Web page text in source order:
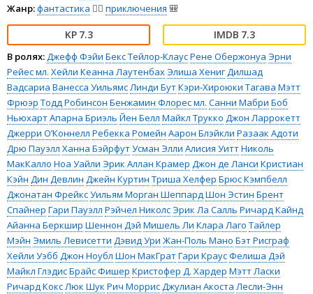
Жанр:фантастика 🧙‍♀️ приключения 🎒
7.3 7.3
В ролях:Джефф Фэйи Бекс Тейлор-КлаусРене Обержонуа Эрни
Рейес мл. Хейли Кеанна ЛаутенбахЭлиша ХенигДилшад
Вадсариа Ванесса УильямсЛинди БутКэри-Хироюки Тагава Мэтт
Фрюэр Тодд Робинсон Бенжамин Флорес мл. Санни Мабри Боб
НьюхартАпарна Бриэль Йен Белл Майкл Трукко Джон Ларрокетт
Джерри О’Коннелл Ребекка Ромейн Аарон Блэйкли Разаак Адоти
Дрю Пауэлл Ханна БэйрфутУсман Элли Алисия УиттНиколь
МакКалло Ноа Уайли Эрик Аллан Крамер Джон де Ланси Кристиан
Кэйн Дин Девлин Джейн Куртин Триша Хелфер Брюс Кэмпбелл
Джонатан ФрейксУильям Морган ШеппардШон Эстин Брент
Спайнер Гари Пауэлл Рэйчел НиколсЭрик Ла Салль Ричард Кайнд
Айанна Беркшир Шеннон Дэй Мишель Ли Клара Лаго Тайлер
Мэйн Эмиль Левисетти Дэвид Ури Жан-Поль Мано Бэт Рисграф
Хейли Уэбб Джон Ноубл Шон МакГратГари КраусФелиша Дэй
Майкл ГлэдисБрайс Фишер Кристофер Д. Хардер Мэтт Ласки
Ричард КоксЛюк Шук Рич МоррисДжулиан Акоста Лесли-Энн